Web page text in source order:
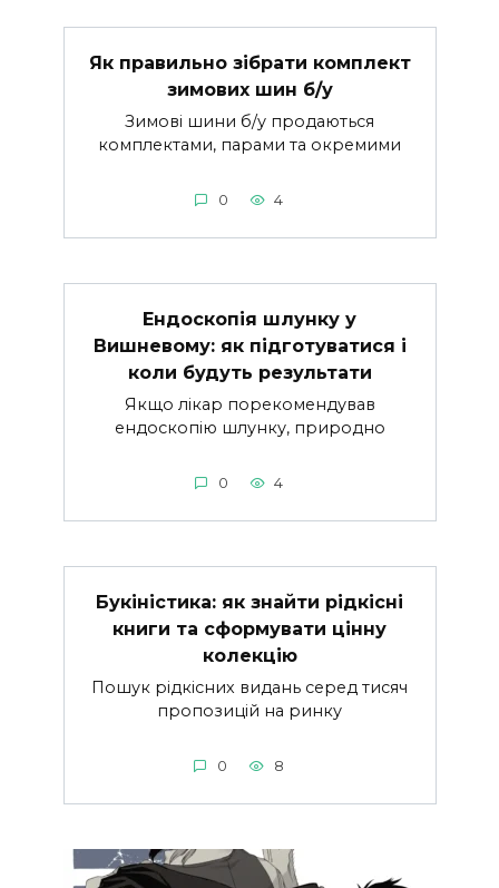
Як правильно зібрати комплект
зимових шин б/у
Зимові шини б/у продаються
комплектами, парами та окремими
0 4
Ендоскопія шлунку у
Вишневому: як підготуватися і
коли будуть результати
Якщо лікар порекомендував
ендоскопію шлунку, природно
0 4
Букіністика: як знайти рідкісні
книги та сформувати цінну
колекцію
Пошук рідкісних видань серед тисяч
пропозицій на ринку
0 8